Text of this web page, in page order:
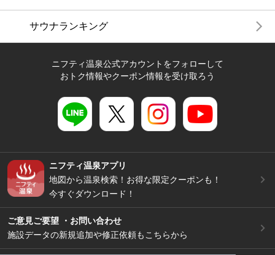
サウナランキング
ニフティ温泉公式アカウントをフォローして
おトク情報やクーポン情報を受け取ろう
ニフティ温泉アプリ
地図から温泉検索！お得な限定クーポンも！
今すぐダウンロード！
ご意見ご要望 ・お問い合わせ
施設データの新規追加や修正依頼もこちらから